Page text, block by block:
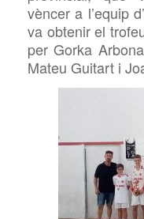
vèncer a l’equip
va obtenir el
perGorka
Mateu Guitart i